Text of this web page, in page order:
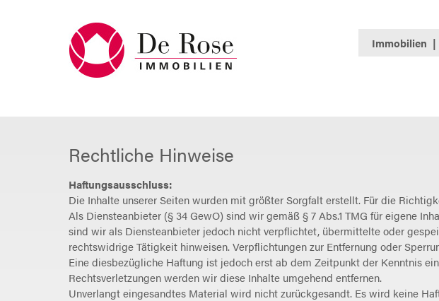
Immobilien
Rechtliche Hinweise
Haftungsausschluss:
Die Inhalte unserer Seiten wurden mit größter Sorgfalt erstellt. Für die
Als Diensteanbieter (§ 34 GewO) sind wir gemäß § 7 Abs.1 TMG für eigene
sind wir als Diensteanbieter jedoch nicht verpflichtet, übermittelte oder
rechtswidrige Tätigkeit hinweisen. Verpflichtungen zur Entfernung oder
Eine diesbezügliche Haftung ist jedoch erst ab dem Zeitpunkt der Kenntnis
Rechtsverletzungen werden wir diese Inhalte umgehend entfernen.
Unverlangt eingesandtes Material wird nicht zurückgesandt. Es wird keine